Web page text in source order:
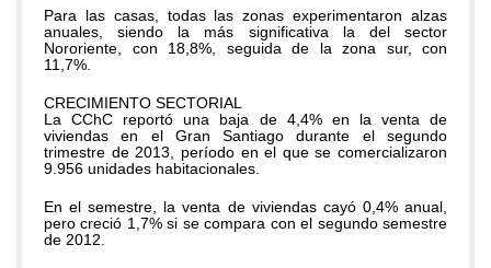
Para las casas, todas las zonas experimentaron alzas
anuales, siendo la más significativa la del sector
Nororiente, con 18,8%, seguida de la zona sur, con
11,7%.
CRECIMIENTO SECTORIAL
La CChC reportó una baja de 4,4% en la venta de
viviendas en el Gran Santiago durante el segundo
trimestre de 2013, período en el que se comercializaron
9.956 unidades habitacionales.
En el semestre, la venta de viviendas cayó 0,4% anual,
pero creció 1,7% si se compara con el segundo semestre
de 2012.